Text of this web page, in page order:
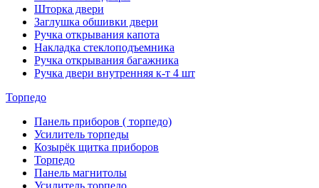
Шторка двери
Заглушка обшивки двери
Ручка открывания капота
Накладка стеклоподъемника
Ручка открывания багажника
Ручка двери внутренняя к-т 4 шт
Торпедо
Панель приборов ( торпедо)
Усилитель торпеды
Козырёк щитка приборов
Торпедо
Панель магнитолы
Усилитель торпедо